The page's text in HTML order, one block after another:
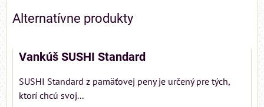
Alternatívne produkty
Vankúš SUSHI Standard
SUSHI Standard z pamäťovej peny je určený pre tých,
ktorí chcú svoj...